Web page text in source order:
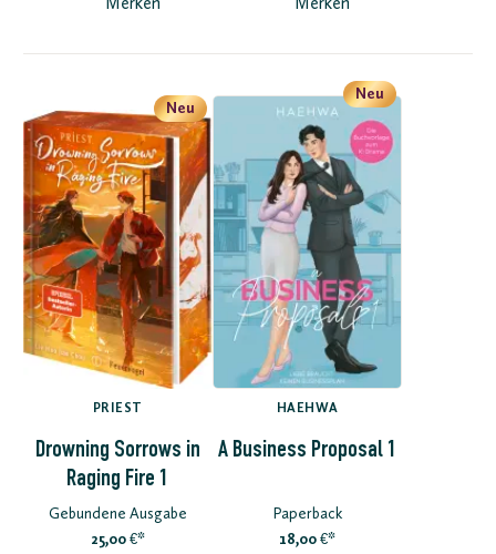
Neu
PRIEST
Drowning Sorrows in
Raging Fire 1
Gebundene Ausgabe
25,00 €*
Neu
HAEHWA
A Business Proposal 1
Paperback
18,00€*